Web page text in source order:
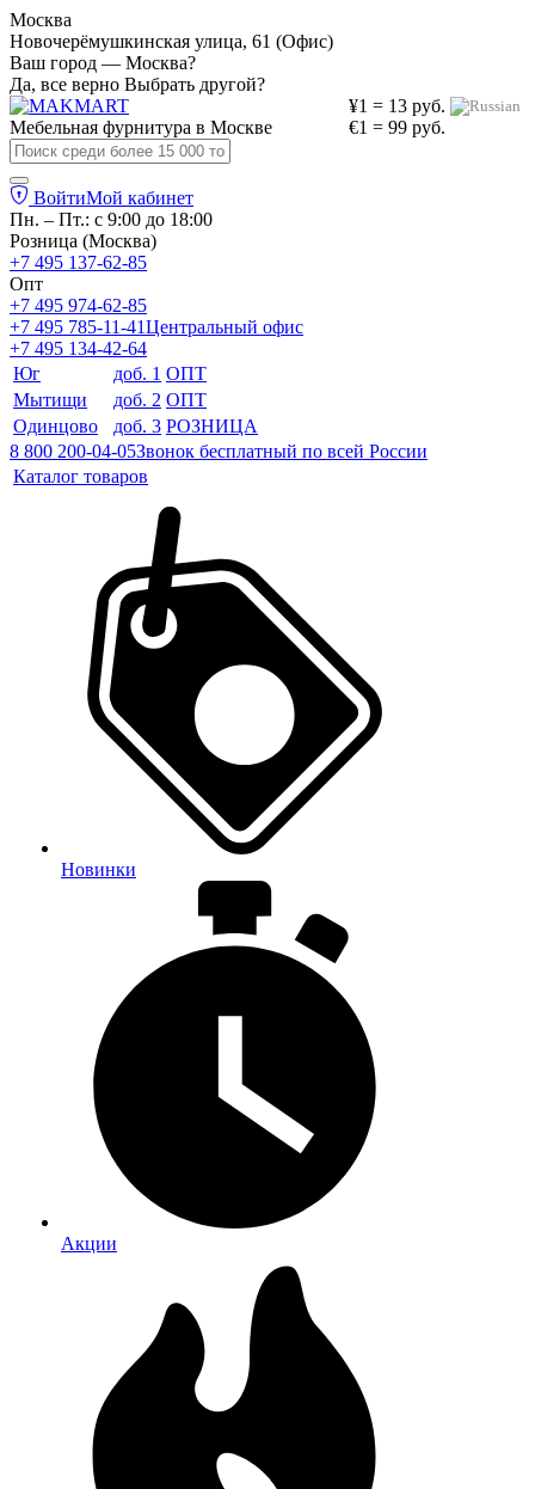
Москва
Новочерёмушкинская улица, 61 (Офис)
Ваш город — Москва?
Да, все верно Выбрать другой?
¥1 = 13 руб.
€1 = 99 руб.
Мебельная фурнитура в Москве
ВойтиМой кабинет
Пн. – Пт.: с 9:00 до 18:00
Розница (Москва)
+7 495 137-62-85
Опт
+7 495 974-62-85
+7 495 785-11-41Центральный офис
+7 495 134-42-64
Юг
доб. 1 ОПТ
Мытищи
доб. 2 ОПТ
Одинцово
доб. 3 РОЗНИЦА
8 800 200-04-05Звонок бесплатный по всей России
Каталог товаров
Новинки
Акции